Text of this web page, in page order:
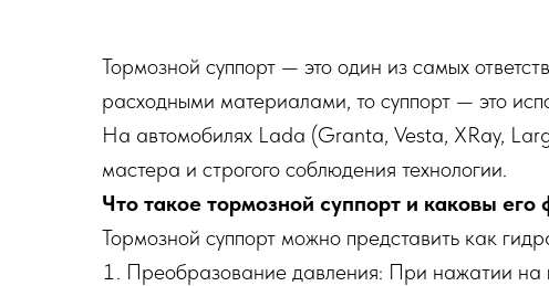
Тормозной суппорт — это один из самых
расходными материалами, то суппорт — это
На автомобилях Lada (Granta, Vesta, XRay,
мастера и строгого соблюдения технологии.
Что такое тормозной суппорт и каковы его
Тормозной суппорт можно представить как
Преобразование давления: При нажатии на